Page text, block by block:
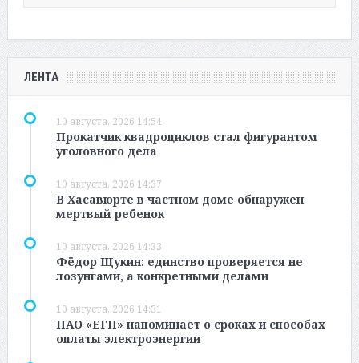
ЛЕНТА
10 августа, 2026 14:54
Прокатчик квадроциклов стал фигурантом
уголовного дела
10 августа, 2026 14:37
В Хасавюрте в частном доме обнаружен
мертвый ребенок
10 августа, 2026 14:33
Фёдор Щукин: единство проверяется не
лозунгами, а конкретными делами
10 августа, 2026 14:31
ПАО «ЕГП» напоминает о сроках и способах
оплаты электроэнергии